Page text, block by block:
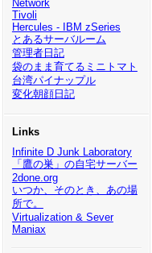
Network
Tivoli
Hercules - IBM zSeries
とあるサーバルーム
管理者日記
袋のまま育てるミニトマト
台湾パイナップル
変化朝顔日記
Links
Infinite D Junk Laboratory
「鷹の巣」の自宅サーバー
2done.org
いつか、そのとき、あの場
所で。
Virtualization & Sever
Maniax